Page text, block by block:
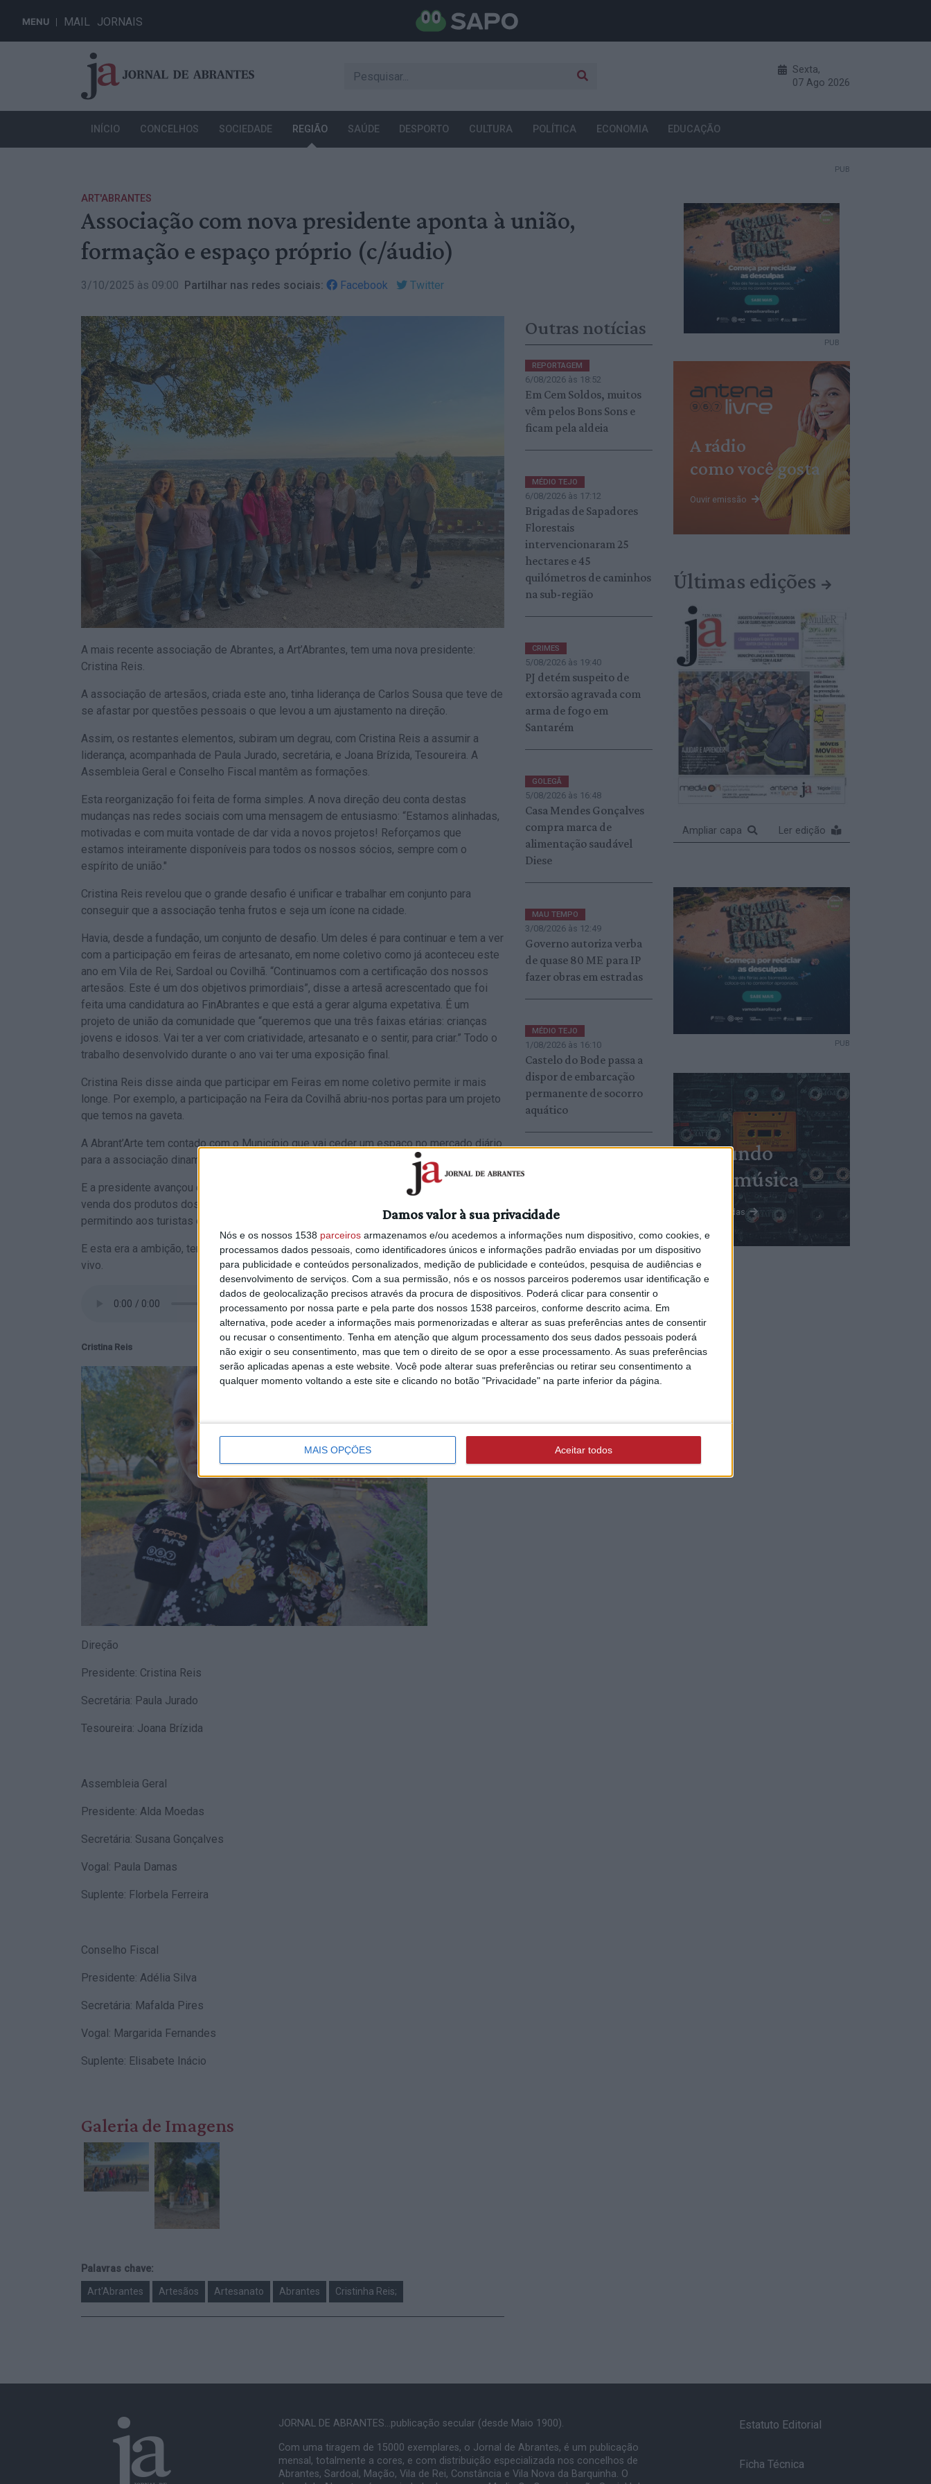
Damos valor à sua privacidade
Nós e os nossos 1538 parceiros armazenamos e/ou acedemos a informações num dispositivo, como cookies, e
processamos dados pessoais, como identificadores únicos e informações padrão enviadas por um dispositivo
para publicidade e conteúdos personalizados, medição de publicidade e conteúdos, pesquisa de audiências e
desenvolvimento de serviços. Com a sua permissão, nós e os nossos parceiros poderemos usar identificação e
dados de geolocalização precisos através da procura de dispositivos. Poderá clicar para consentir o
processamento por nossa parte e pela parte dos nossos 1538 parceiros, conforme descrito acima. Em
alternativa, pode aceder a informações mais pormenorizadas e alterar as suas preferências antes de consentir
ou recusar o consentimento. Tenha em atenção que algum processamento dos seus dados pessoais poderá
não exigir o seu consentimento, mas que tem o direito de se opor a esse processamento. As suas preferências
serão aplicadas apenas a este website. Você pode alterar suas preferências ou retirar seu consentimento a
qualquer momento voltando a este site e clicando no botão "Privacidade" na parte inferior da página.
MAIS OPÇÕES Aceitar todos
MENU MAIL JORNAIS
Sexta,
07 Ago 2026
INÍCIO CONCELHOS SOCIEDADE REGIÃO SAÚDE DESPORTO CULTURA POLÍTICA ECONOMIA EDUCAÇÃO
PUB
ART'ABRANTES
Associação com nova presidente aponta à união,
formação e espaço próprio (c/áudio)
3/10/2025 às 09:00 Partilhar nas redes sociais: Facebook Twitter
A mais recente associação de Abrantes, a Art’Abrantes, tem uma nova presidente:
Cristina Reis.
A associação de artesãos, criada este ano, tinha liderança de Carlos Sousa que teve de
se afastar por questões pessoais o que levou a um ajustamento na direção.
Assim, os restantes elementos, subiram um degrau, com Cristina Reis a assumir a
liderança, acompanhada de Paula Jurado, secretária, e Joana Brízida, Tesoureira. A
Assembleia Geral e Conselho Fiscal mantêm as formações.
Esta reorganização foi feita de forma simples. A nova direção deu conta destas
mudanças nas redes sociais com uma mensagem de entusiasmo: “Estamos alinhadas,
motivadas e com muita vontade de dar vida a novos projetos! Reforçamos que
estamos inteiramente disponíveis para todos os nossos sócios, sempre com o
espírito de união."
Cristina Reis revelou que o grande desafio é unificar e trabalhar em conjunto para
conseguir que a associação tenha frutos e seja um ícone na cidade.
Havia, desde a fundação, um conjunto de desafio. Um deles é para continuar e tem a ver
com a participação em feiras de artesanato, em nome coletivo como já aconteceu este
ano em Vila de Rei, Sardoal ou Covilhã. “Continuamos com a certificação dos nossos
artesãos. Este é um dos objetivos primordiais”, disse a artesã acrescentado que foi
feita uma candidatura ao FinAbrantes e que está a gerar alguma expetativa. É um
projeto de união da comunidade que “queremos que una três faixas etárias: crianças
jovens e idosos. Vai ter a ver com criatividade, artesanato e o sentir, para criar.” Todo o
trabalho desenvolvido durante o ano vai ter uma exposição final.
Cristina Reis disse ainda que participar em Feiras em nome coletivo permite ir mais
longe. Por exemplo, a participação na Feira da Covilhã abriu-nos portas para um projeto
que temos na gaveta.
A Abrant’Arte tem contado com o Município que vai ceder um espaço no mercado diário
para a associação dinamizar.
E a presidente avançou com o que vai ser. Para além de sede, vai ser uma loja para
venda dos produtos dos associados, mas poderá servir para os artesãos trabalharem,
permitindo aos turistas entrar, comprar e ver artesãos a trabalhar ao vivo.
E esta era a ambição, ter um local de exposição e venda, mas também para trabalhar ao
vivo.
Cristina Reis
Direção
Presidente: Cristina Reis
Secretária: Paula Jurado
Tesoureira: Joana Brízida
Assembleia Geral
Presidente: Alda Moedas
Secretária: Susana Gonçalves
Vogal: Paula Damas
Suplente: Florbela Ferreira
Conselho Fiscal
Presidente: Adélia Silva
Secretária: Mafalda Pires
Vogal: Margarida Fernandes
Suplente: Elisabete Inácio
Galeria de Imagens
Palavras chave:
Art'Abrantes Artesãos Artesanato Abrantes Cristinha Reis;
Outras notícias
REPORTAGEM
6/08/2026 às 18:52
Em Cem Soldos, muitos
vêm pelos Bons Sons e
ficam pela aldeia
MÉDIO TEJO
6/08/2026 às 17:12
Brigadas de Sapadores
Florestais
intervencionaram 25
hectares e 45
quilómetros de caminhos
na sub-região
CRIMES
5/08/2026 às 19:40
PJ detém suspeito de
extorsão agravada com
arma de fogo em
Santarém
GOLEGÃ
5/08/2026 às 16:48
Casa Mendes Gonçalves
compra marca de
alimentação saudável
Diese
MAU TEMPO
3/08/2026 às 12:49
Governo autoriza verba
de quase 80 ME para IP
fazer obras em estradas
MÉDIO TEJO
1/08/2026 às 16:10
Castelo do Bode passa a
dispor de embarcação
permanente de socorro
aquático
PUB
A rádio
como você gosta
Ouvir emissão
Últimas edições
Ampliar capa Ler edição
PUB
Mundo
da música
Ver todas
JORNAL DE ABRANTES...publicação secular (desde Maio 1900).
Com uma tiragem de 15000 exemplares, o Jornal de Abrantes, é um publicação
mensal, totalmente a cores, e com distribuição especializada nos concelhos de
Abrantes, Sardoal, Mação, Vila de Rei, Constância e Vila Nova da Barquinha. O
Estatuto Editorial
Ficha Técnica